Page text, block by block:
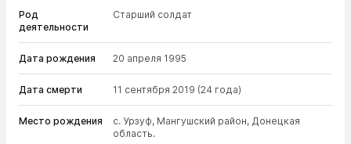
Род
деятельности
Старший солдат
Дата рождения 20 апреля 1995
Дата смерти 11 сентября 2019 (24 года)
Место рождения
с. Урзуф, Мангушский район, Донецкая
область.